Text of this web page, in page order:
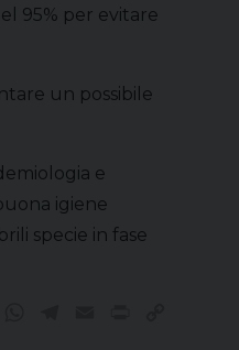
95% per evitare
un possibile
e
igiene
specie in fase